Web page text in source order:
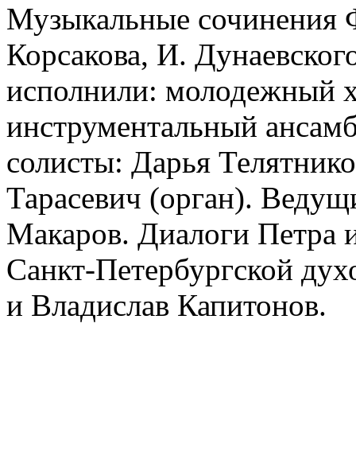
Музыкальные сочинения
Корсакова, И.
исполнили: молодежный
инструментальный
солисты: Дарья
Тарасевич (орган).
Макаров. Диалоги Петра
Санкт-Петербургской
и Владислав Капитонов.